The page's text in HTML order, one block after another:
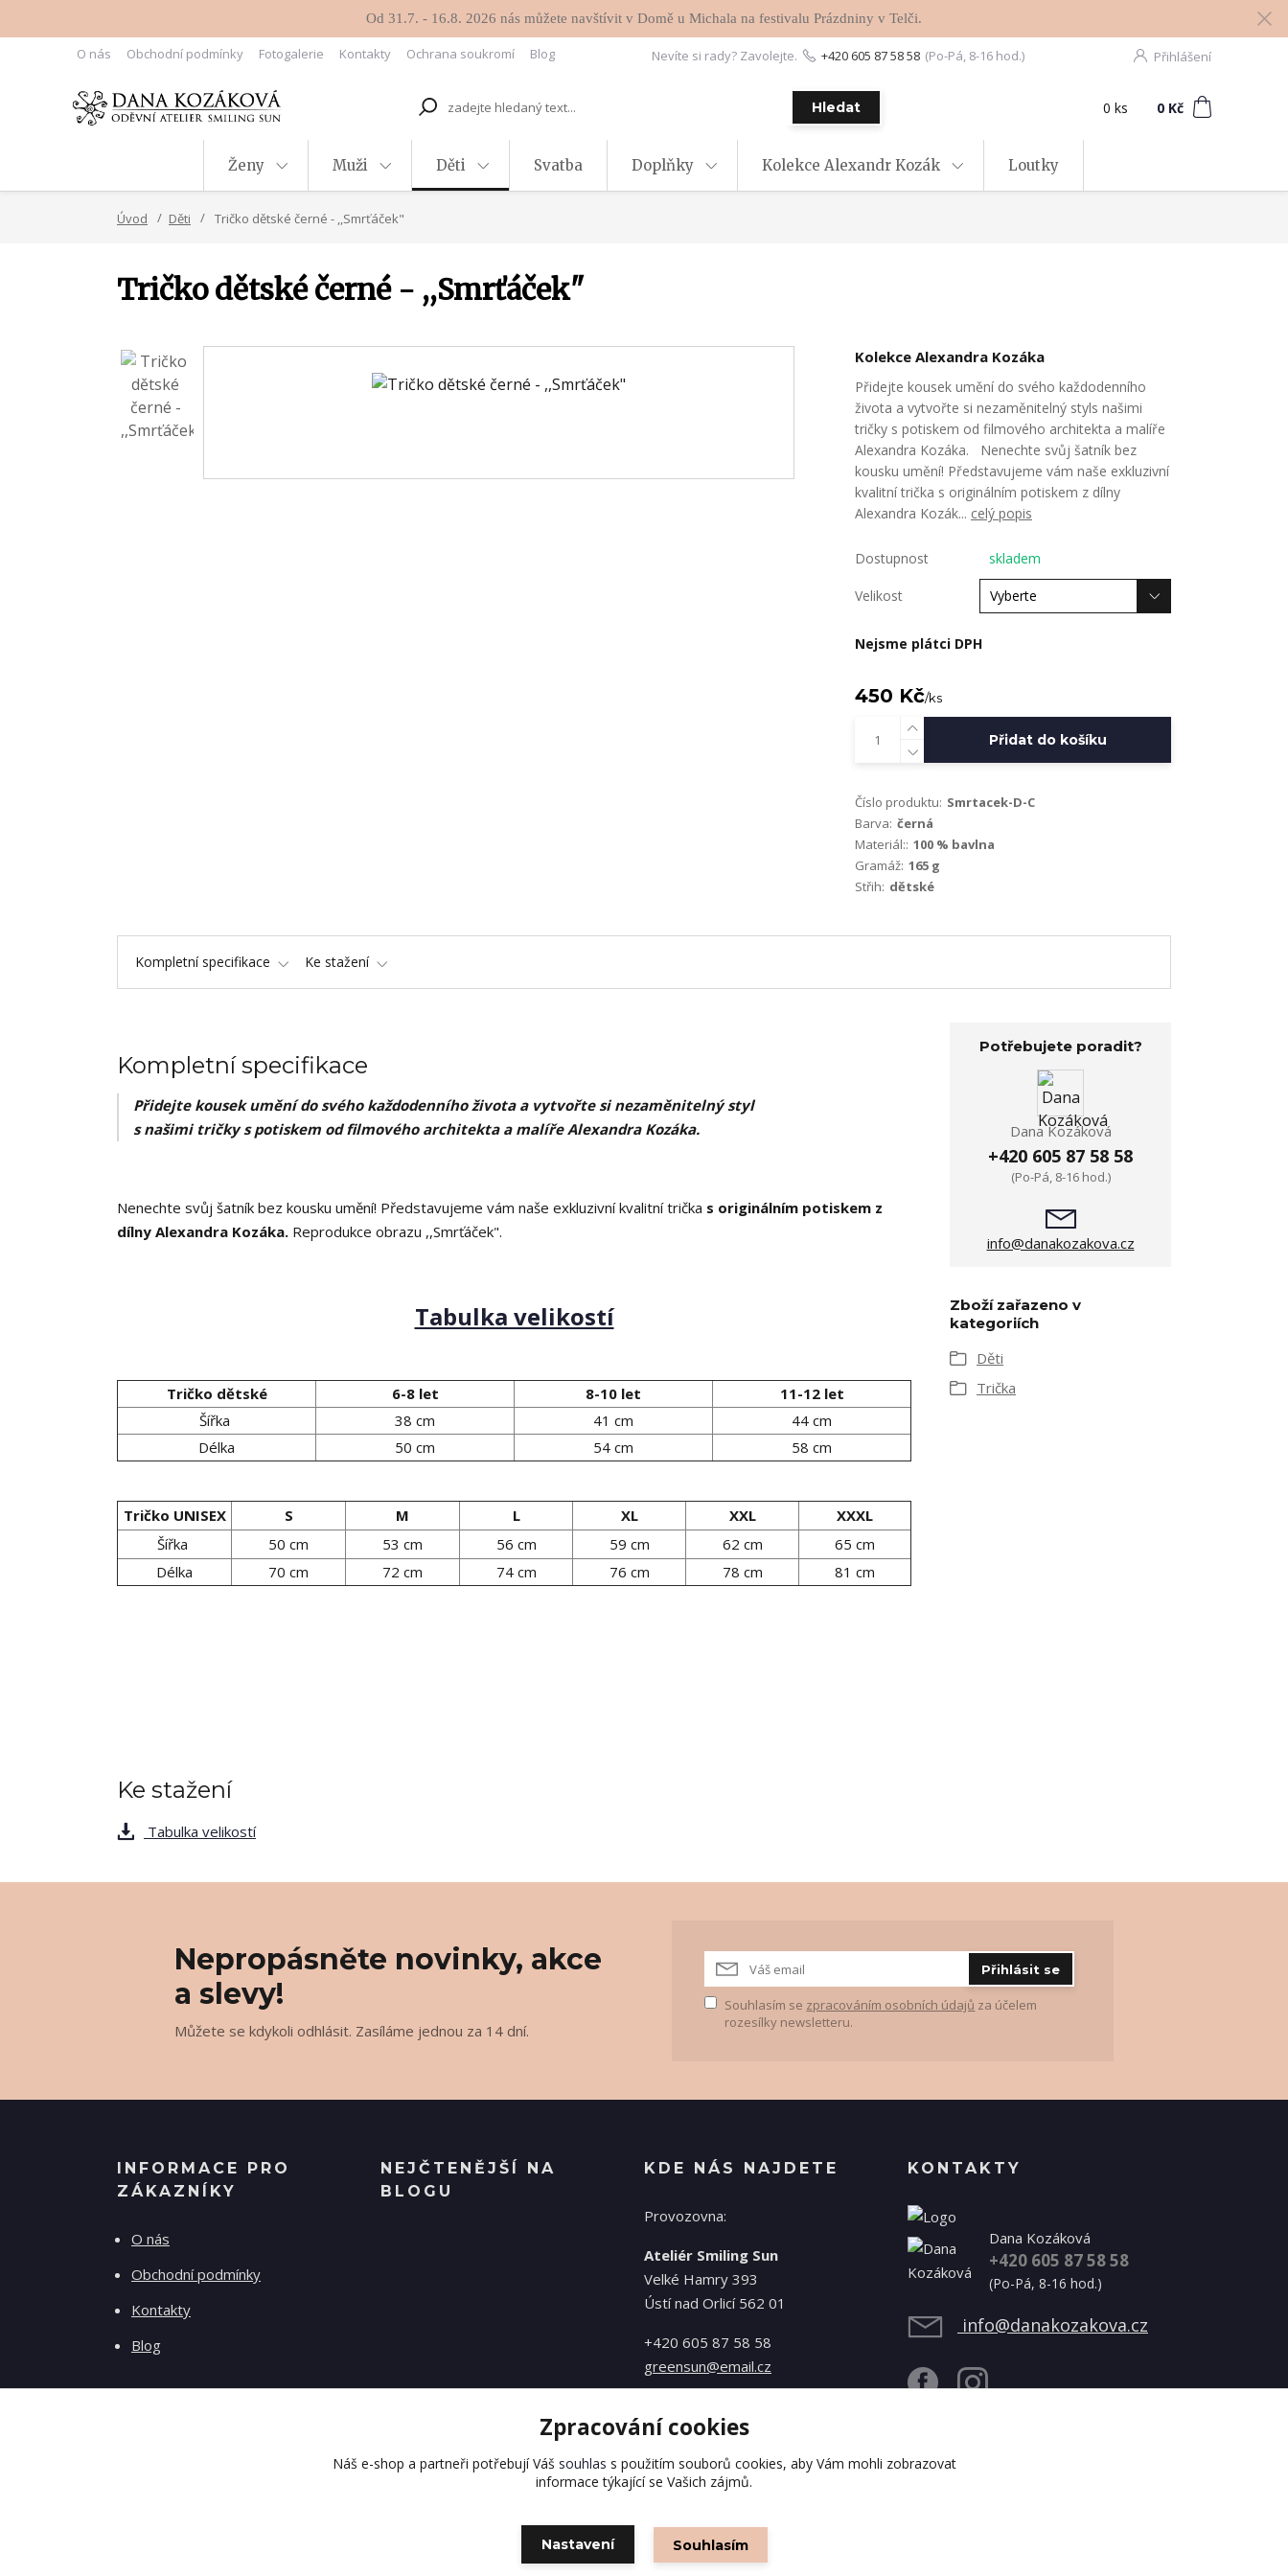
Od 31.7. - 16.8. 2026 nás můžete navštívit v Domě u Michala na festivalu Prázdniny v Telči.
O nás Obchodní podmínky Fotogalerie Kontakty Ochrana soukromí Blog Přihlášení
Hledat
Nevíte si rady? Zavolejte. +420 605 87 58 58 (Po-Pá, 8-16 hod.)
0 ks 0 Kč
Ženy Muži Děti Svatba Doplňky Kolekce Alexandr Kozák Loutky
Úvod Děti Tričko dětské černé - ,,Smrťáček"
Tričko dětské černé - ,,Smrťáček"
Kolekce Alexandra Kozáka
Přidejte kousek umění do svého každodenního
života a vytvořte si nezaměnitelný styls našimi
tričky s potiskem od filmového architekta a malíře
Alexandra Kozáka. Nenechte svůj šatník bez
kousku umění! Představujeme vám naše exkluzivní
kvalitní trička s originálním potiskem z dílny
Alexandra Kozák... celý popis
Dostupnost skladem
Velikost
Nejsme plátci DPH
450 Kč/ks
Přidat do košíku
Číslo produktu: Smrtacek-D-C
Barva: černá
Materiál:: 100 % bavlna
Gramáž: 165 g
Střih: dětské
Kompletní specifikace Ke stažení
Kompletní specifikace
Přidejte kousek umění do svého každodenního života a vytvořte si nezaměnitelný styl
s našimi tričky s potiskem od filmového architekta a malíře Alexandra Kozáka.
Nenechte svůj šatník bez kousku umění! Představujeme vám naše exkluzivní kvalitní trička s originálním potiskem z
dílny Alexandra Kozáka. Reprodukce obrazu ,,Smrťáček".
Tabulka velikostí
Tričko dětské 6-8 let 8-10 let
11-12 let
Šířka
38 cm 41 cm
44 cm
Délka
50 cm 54 cm 58 cm
Tričko UNISEX S M L XL XXL
XXXL
Šířka
50 cm 53 cm 56 cm 59 cm 62 cm
65 cm
Délka
70 cm 72 cm 74 cm 76 cm 78 cm 81 cm
Potřebujete poradit?
Dana Kozáková
+420 605 87 58 58
(Po-Pá, 8-16 hod.)
info@danakozakova.cz
Zboží zařazeno v
kategoriích
Děti
Trička
Ke stažení
Tabulka velikostí
Nepropásněte novinky, akce
a slevy!
Můžete se kdykoli odhlásit. Zasíláme jednou za 14 dní.
Přihlásit se
Souhlasím se zpracováním osobních údajů za účelem
rozesílky newsletteru.
INFORMACE PRO
ZÁKAZNÍKY
O nás
Obchodní podmínky
Kontakty
Blog
NEJČTENĚJŠÍ NA
BLOGU
KDE NÁS NAJDETE
Provozovna:
Ateliér Smiling Sun
Velké Hamry 393
Ústí nad Orlicí 562 01
+420 605 87 58 58
greensun@email.cz
KONTAKTY
Dana Kozáková
+420 605 87 58 58
(Po-Pá, 8-16 hod.)
info@danakozakova.cz
Vytvořeno na
Zpracování cookies
Náš e-shop a partneři potřebují Váš souhlas s použitím souborů cookies, aby Vám mohli zobrazovat
informace týkající se Vašich zájmů.
Nastavení Souhlasím